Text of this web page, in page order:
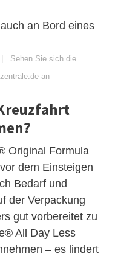
an Bord eines
Sehen Sie sich die
an
Original Formula
dem Einsteigen
Bedarf und
der Verpackung
gut vorbereitet zu
All Day Less
– es lindert